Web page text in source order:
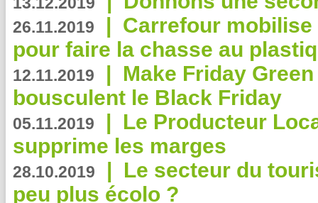
26.11.2019 | Carrefour
pour faire la chasse au
12.11.2019 | Make Friday
bousculent le Black Friday
05.11.2019 | Le Producteur
supprime les marges
28.10.2019 | Le secteur du
peu plus écolo ?